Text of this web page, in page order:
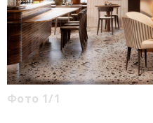
Фото 1/1